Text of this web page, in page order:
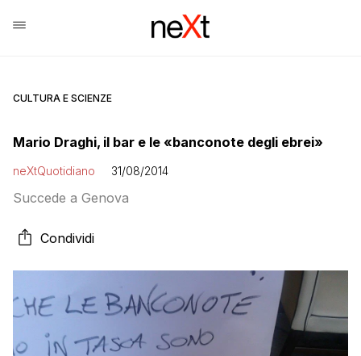
CULTURA E SCIENZE
Mario Draghi, il bar e le «banconote degli ebrei»
neXtQuotidiano 31/08/2014
Succede a Genova
Condividi